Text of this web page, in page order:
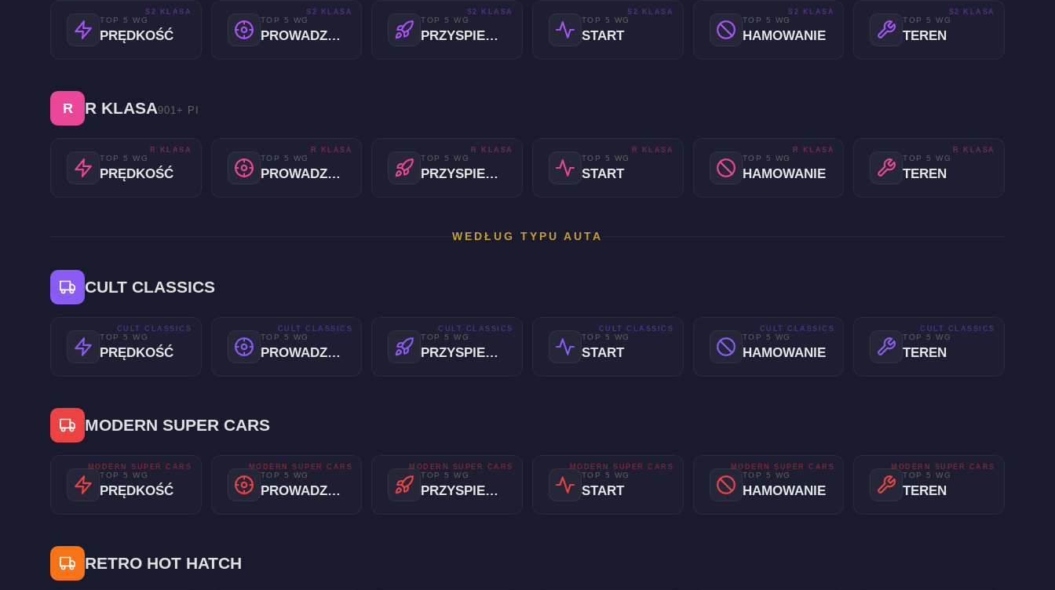
TOP 5 WG
PRĘDKOŚĆ
S2 KLASA
TOP 5 WG
PROWADZENIE
S2 KLASA
TOP 5 WG
PRZYSPIESZENIE
S2 KLASA
TOP 5 WG
START
S2 KLASA
TOP 5 WG
HAMOWANIE
S2 KLASA
TOP 5 WG
TEREN
S2 KLASA
R R KLASA901+ PI
TOP 5 WG
PRĘDKOŚĆ
R KLASA
TOP 5 WG
PROWADZENIE
R KLASA
TOP 5 WG
PRZYSPIESZENIE
R KLASA
TOP 5 WG
START
R KLASA
TOP 5 WG
HAMOWANIE
R KLASA
TOP 5 WG
TEREN
R KLASA
WEDŁUG TYPU AUTA
CULT CLASSICS
TOP 5 WG
PRĘDKOŚĆ
CULT CLASSICS
TOP 5 WG
PROWADZENIE
CULT CLASSICS
TOP 5 WG
PRZYSPIESZENIE
CULT CLASSICS
TOP 5 WG
START
CULT CLASSICS
TOP 5 WG
HAMOWANIE
CULT CLASSICS
TOP 5 WG
TEREN
CULT CLASSICS
MODERN SUPER CARS
TOP 5 WG
PRĘDKOŚĆ
MODERN SUPER CARS
TOP 5 WG
PROWADZENIE
MODERN SUPER CARS
TOP 5 WG
PRZYSPIESZENIE
MODERN SUPER CARS
TOP 5 WG
START
MODERN SUPER CARS
TOP 5 WG
HAMOWANIE
MODERN SUPER CARS
TOP 5 WG
TEREN
MODERN SUPER CARS
RETRO HOT HATCH